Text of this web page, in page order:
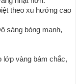
theo xu hướng cao
sáng bóng mạnh,
lớp vàng bám chắc,